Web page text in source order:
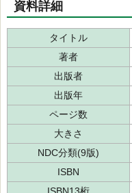
資料詳細
タイトル
著者
出版者
出版年
ページ数
大きさ
NDC分類(9版)
ISBN